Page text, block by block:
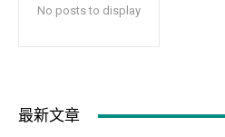
No posts to display
最新文章